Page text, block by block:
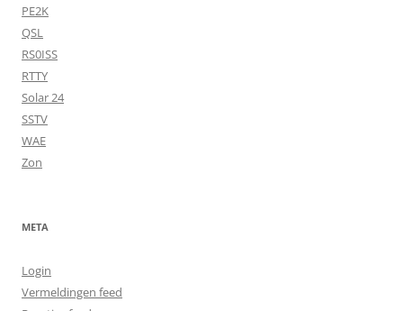
PE2K
QSL
RS0ISS
RTTY
Solar 24
SSTV
WAE
Zon
META
Login
Vermeldingen feed